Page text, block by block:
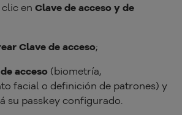
en Clave de acceso y de
Clave de acceso;
acceso (biometría,
facial o definición de patrones) y
su passkey configurado.